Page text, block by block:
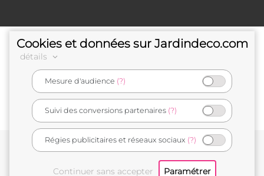
e-commerçant français
Cookies et données sur Jardindeco.com
détails
Mesure d'audience (?)
Suivi des conversions partenaires (?)
Régies publicitaires et réseaux sociaux (?)